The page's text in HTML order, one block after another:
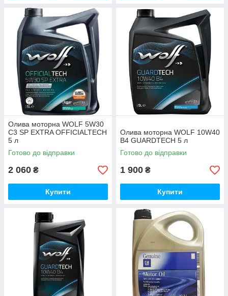
Олива моторна WOLF 5W30
C3 SP EXTRA OFFICIALTECH
5 л
Готово до відправки
2 060 ₴
Купити
Олива моторна WOLF 10W40
B4 GUARDTECH 5 л
Готово до відправки
1 900 ₴
Купити